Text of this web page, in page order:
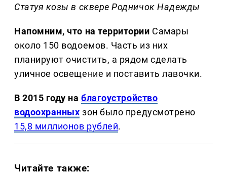
Статуя козы в сквере Родничок Надежды
Напомним, что на территории Самары
около 150 водоемов. Часть из них
планируют очистить, а рядом сделать
уличное освещение и поставить лавочки.
В 2015 году наблагоустройство
водоохранных зон было предусмотрено
15,8 миллионов рублей.
Читайте также: